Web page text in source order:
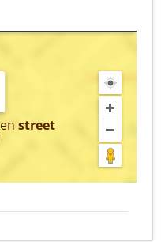
en street